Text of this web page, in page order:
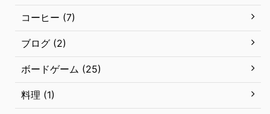
コーヒー (7)
ブログ (2)
ボードゲーム (25)
料理 (1)